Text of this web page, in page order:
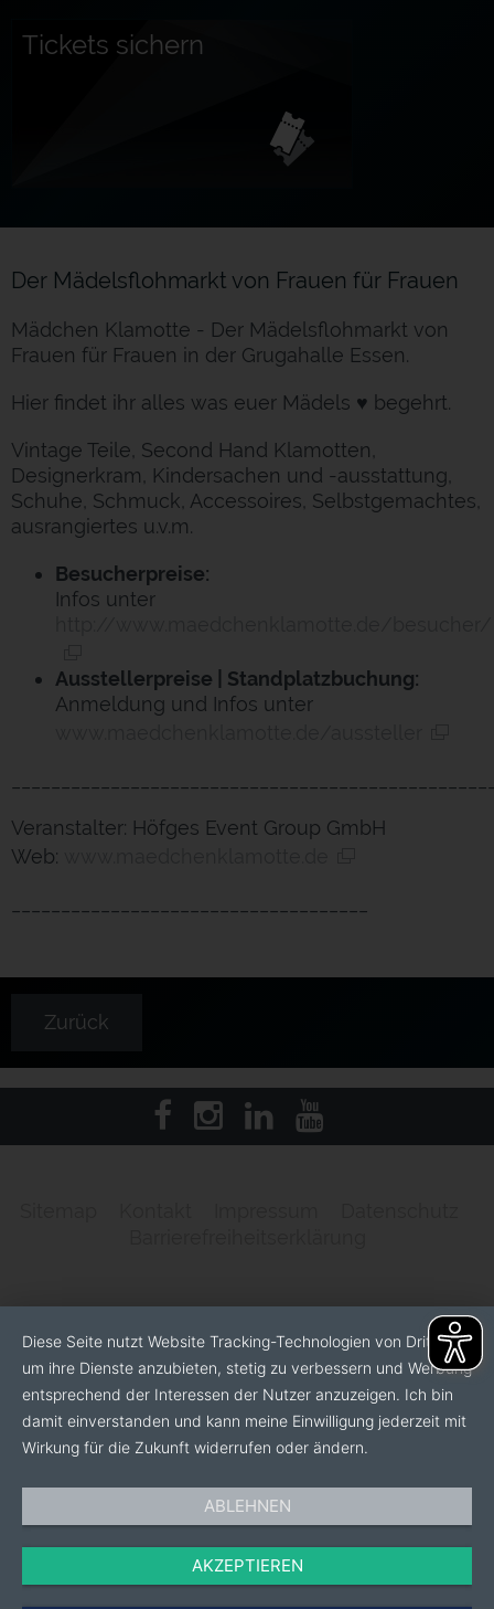
Tickets sichern
Der Mädelsflohmarkt von Frauen für Frauen
Mädchen Klamotte - Der Mädelsflohmarkt von
Frauen für Frauen in der Grugahalle Essen.
Hier findet ihr alles was euer Mädels ♥ begehrt.
Vintage Teile, Second Hand Klamotten,
Designerkram, Kindersachen und -ausstattung,
Schuhe, Schmuck, Accessoires, Selbstgemachtes,
ausrangiertes u.v.m.
Besucherpreise:
Infos unter
Ausstellerpreise | Standplatzbuchung:
Anmeldung und Infos unter
Veranstalter: Höfges Event Group GmbH
Web:
Zurück
Diese Seite nutzt Website Tracking-Technologien von Dritten,
um ihre Dienste anzubieten, stetig zu verbessern und Werbung
entsprechend der Interessen der Nutzer anzuzeigen. Ich bin
damit einverstanden und kann meine Einwilligung jederzeit mit
Wirkung für die Zukunft widerrufen oder ändern.
ABLEHNEN
AKZEPTIEREN